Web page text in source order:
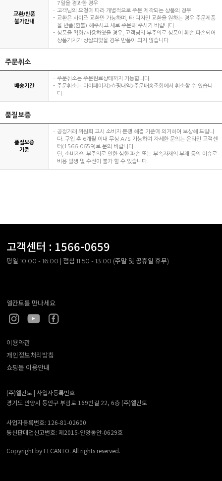
교환/반품
불가안내
7일을 경과한 경우
고객님의 요청에 따라 개별적으로 주문 제작되는 상품의 경우
교환은 사이즈 교환만 가능하며, 타 디자인 교환을 원하는 경우 주문제품
을 반품(환불) 해주시고 새로 주문해 주시기 바랍니다
상품을 착화/사용하였을 경우, 고객님의 부주의로 상품이 훼손,파손되어
상품가치가 상실되었을 경우 반품이 되지 않습니다.
주문취소
배송기간
주문취소는 주문완료상태까지 가능합니다.
주문취소는 마이페이지>쇼핑내역>주문배송조회에서 취소할 수 있습니
다.
품질보증
품질보증
기준
공정거래 위원회 고시 소비자 분쟁 해결 기준에 의거하여 보상해 드립니
다. 구입 후 6개월 이내 무상 A/S 가능하며 자세한 문의는 온라인 고객센
터(1566-0659)로 문의 바랍니다.
단, 소비자의 부주의로 인한 심한 파손 또는 부속자재의 부재 등의 이슈로
비용 발생 및 수선이 불가 할 수 있습니다.
고객센터 : 1566-0659
평일 10:00 - 16:00 | 점심 11:50 - 13:00 (주말 및 공휴일 휴무)
엘칸토를 만나세요
이용약관
개인정보처리방침
쇼핑몰 이용안내
(주)엘칸토 | 사업자등록번호
경기도 안양시 동안구 부림로 169번길 22, 6층 (주)엘칸토
사업자등록번호: 126-81-02600
통신판매업신고번호: 제2015-안양동안-0629호
Copyright by ELCANTO. All rights reserved.